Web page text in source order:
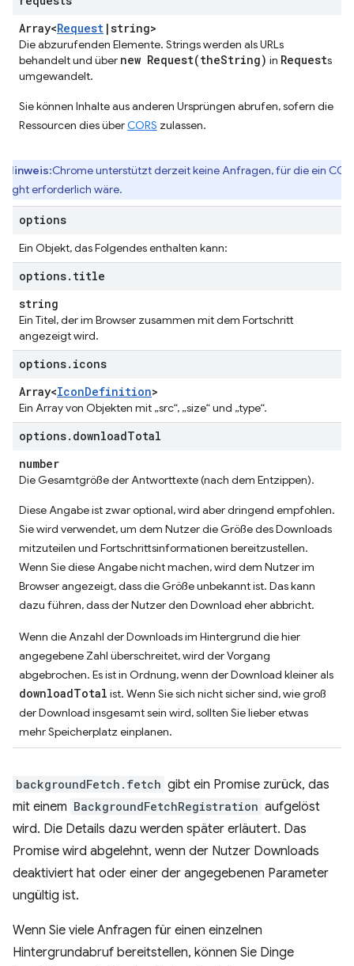
Array<Request |string>
Die abzurufenden Elemente. Strings werden als URLs
behandelt und über new Request(theString) in Requests
umgewandelt.
Sie können Inhalte aus anderen Ursprüngen abrufen, sofern die
Ressourcen dies überCORS zulassen.
Hinweis:Chrome unterstützt derzeit keine Anfragen, für die ein
erforderlich wäre.
options
Ein Objekt, das Folgendes enthalten kann:
options. title
string
Ein Titel, der im Browser zusammen mit dem Fortschritt
angezeigt wird.
options. icons
Array<IconDefinition>
Ein Array von Objekten mit „src“, „size“ und „type“.
options. downloadTotal
number
Die Gesamtgröße der Antworttexte (nach dem Entzippen).
Diese Angabe ist zwar optional, wird aber dringend empfohlen.
Sie wird verwendet, um dem Nutzer die Größe des Downloads
mitzuteilen und Fortschrittsinformationen bereitzustellen.
Wenn Sie diese Angabe nicht machen, wird dem Nutzer im
Browser angezeigt, dass die Größe unbekannt ist. Das kann
dazu führen, dass der Nutzer den Download eher abbricht.
Wenn die Anzahl der Downloads im Hintergrund die hier
angegebene Zahl überschreitet, wird der Vorgang
abgebrochen. Es ist in Ordnung, wenn der Download kleiner als
downloadTotal ist. Wenn Sie sich nicht sicher sind, wie groß
der Download insgesamt sein wird, sollten Sie lieber etwas
mehr Speicherplatz einplanen.
backgroundFetch.fetch gibt ein Promise zurück, das
mit einem BackgroundFetchRegistration aufgelöst
wird. Die Details dazu werden später erläutert. Das
Promise wird abgelehnt, wenn der Nutzer Downloads
deaktiviert hat oder einer der angegebenen Parameter
ungültig ist.
Wenn Sie viele Anfragen für einen einzelnen
Hintergrundabruf bereitstellen, können Sie Dinge